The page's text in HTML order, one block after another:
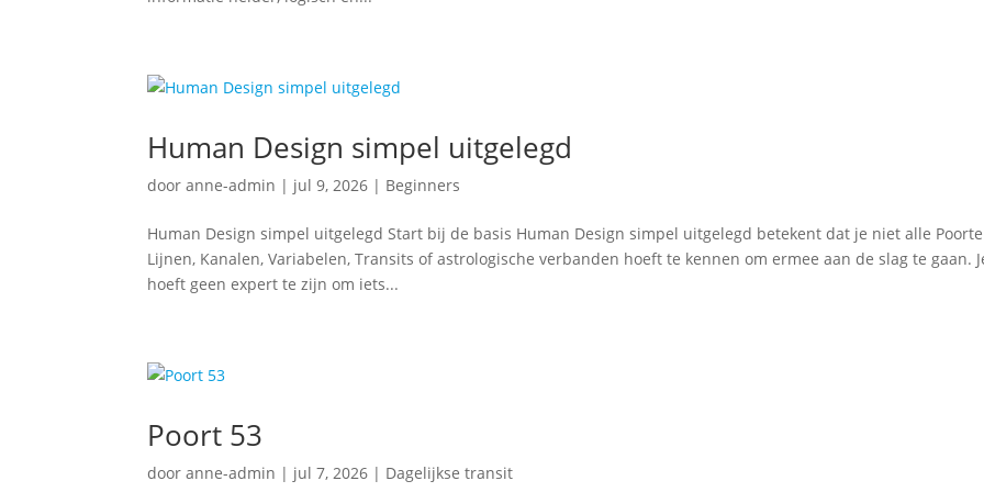
Human Design simpel uitgelegd
dooranne-admin | jul 9, 2026 | Beginners
Human Design simpel uitgelegd Start bij de basis Human Design simpel uitgelegd betekent dat je niet alle
Lijnen, Kanalen, Variabelen, Transits of astrologische verbanden hoeft te kennen om ermee aan de slag te gaan.
hoeft geen expert te zijn om iets...
Poort 53
dooranne-admin | jul 7, 2026 | Dagelijkse transit